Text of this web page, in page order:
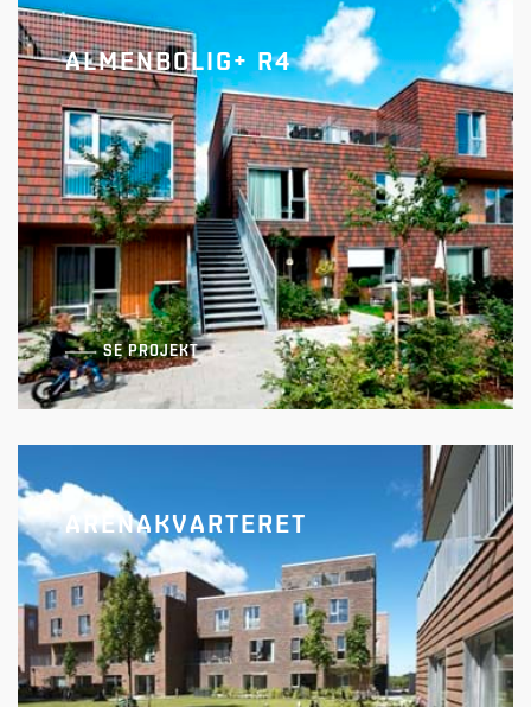
AlmenBolig+ R1
AlmenBolig+ R4
ALMENBOLIG+ R4
SE PROJEKT
ARENAKVARTERET